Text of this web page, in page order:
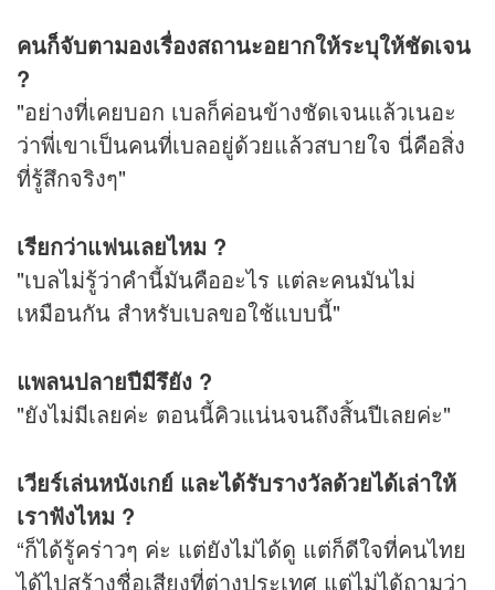
คนก็จับตามองเรื่องสถานะอยากให้ระบุให้ชัดเจน
?
"อย่างที่เคยบอก เบลก็ค่อนข้างชัดเจนแล้วเนอะ
ว่าพี่เขาเป็นคนที่เบลอยู่ด้วยแล้วสบายใจ นี่คือสิ่ง
ที่รู้สึกจริงๆ"
เรียกว่าแฟนเลยไหม ?
"เบลไม่รู้ว่าคำนี้มันคืออะไร แต่ละคนมันไม่
เหมือนกัน สำหรับเบลขอใช้แบบนี้"
แพลนปลายปีมีรึยัง ?
"ยังไม่มีเลยค่ะ ตอนนี้คิวแน่นจนถึงสิ้นปีเลยค่ะ"
เวียร์เล่นหนังเกย์ และได้รับรางวัลด้วยได้เล่าให้
เราฟังไหม ?
“ก็ได้รู้คร่าวๆ ค่ะ แต่ยังไม่ได้ดู แต่ก็ดีใจที่คนไทย
ได้ไปสร้างชื่อเสียงที่ต่างประเทศ แต่ไม่ได้ถามว่า